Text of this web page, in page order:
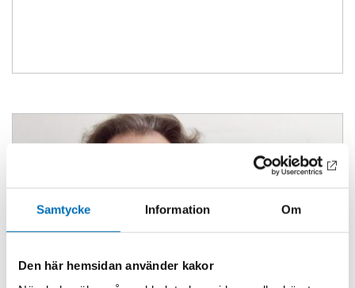
Samtycke Information Om
Den här hemsidan använder kakor